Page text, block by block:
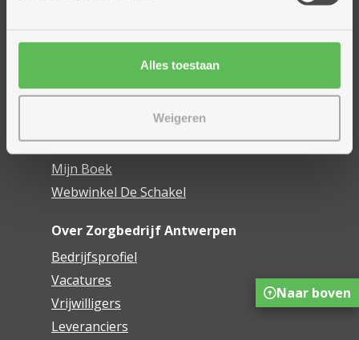
Alles toestaan
Weigeren
Assistentiewoningen
Woonzorgcentra
Onze innovaties
Mijn Boek
Webwinkel De Schakel
Over Zorgbedrijf Antwerpen
Bedrijfsprofiel
Vacatures
Vrijwilligers
Leveranciers
Naar boven